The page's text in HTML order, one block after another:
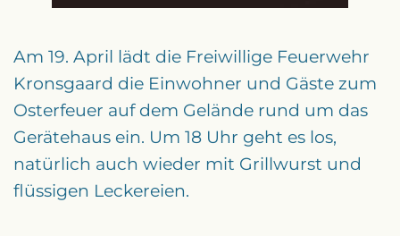
Am 19. April lädt die Freiwillige Feuerwehr
Kronsgaard die Einwohner und Gäste zum
Osterfeuer auf dem Gelände rund um das
Gerätehaus ein. Um 18 Uhr geht es los,
natürlich auch wieder mit Grillwurst und
flüssigen Leckereien.